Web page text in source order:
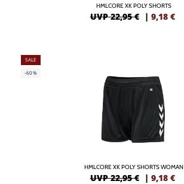
HMLCORE XK POLY SHORTS
UVP 22,95 € | 9,18 €
SALE
-60%
HMLCORE XK POLY SHORTS WOMAN
UVP 22,95 € | 9,18 €